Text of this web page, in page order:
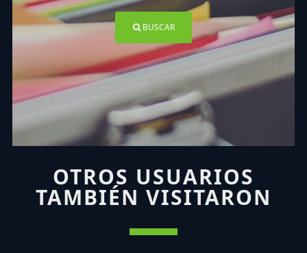
BUSCAR
OTROS USUARIOS
TAMBIÉN VISITARON